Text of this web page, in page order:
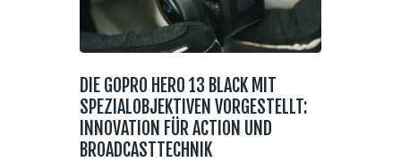
DIE GOPRO HERO 13 BLACK MIT
SPEZIALOBJEKTIVEN VORGESTELLT:
INNOVATION FÜR ACTION UND
BROADCASTTECHNIK